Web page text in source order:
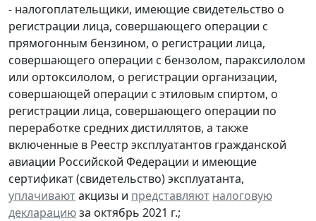
- налогоплательщики, имеющие свидетельство о
регистрации лица, совершающего операции с
прямогонным бензином, о регистрации лица,
совершающего операции с бензолом, параксилолом
или ортоксилолом, о регистрации организации,
совершающей операции с этиловым спиртом, о
регистрации лица, совершающего операции по
переработке средних дистиллятов, а также
включенные в Реестр эксплуатантов гражданской
авиации Российской Федерации и имеющие
сертификат (свидетельство) эксплуатанта,
уплачиваютакцизы и представляют налоговую
декларациюза октябрь 2021 г.;